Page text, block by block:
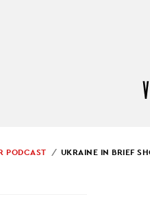
PODCAST UKRAINE IN BRIEF